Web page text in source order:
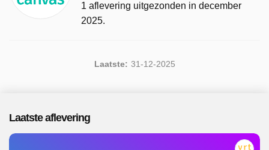
1 aflevering uitgezonden in december
2025.
Laatste: 31-12-2025
Laatste aflevering